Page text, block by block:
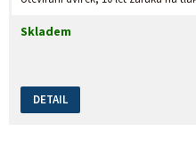
spodním, nebo obou koších,
Skladem
DETAIL